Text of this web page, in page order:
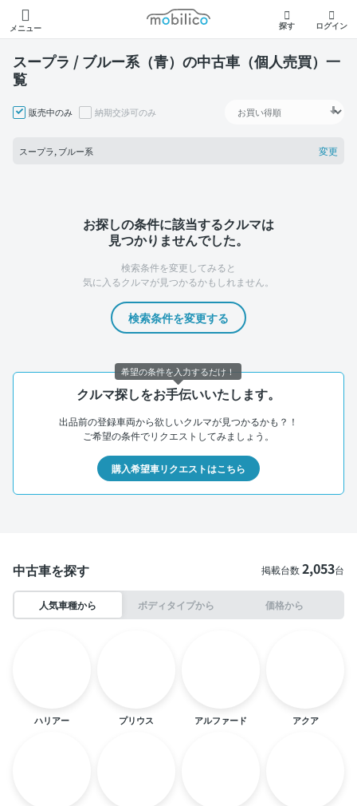
メニュー
モビリコ
探す ログイン
スープラ / ブルー系（青）の中古車（個人売買）一
覧
販売中のみ 納期交渉可のみ
スープラ, ブルー系 変更
お探しの条件に該当するクルマは
見つかりませんでした。
検索条件を変更してみると
気に入るクルマが見つかるかもしれません。
検索条件を変更する
クルマ探しをお手伝いいたします。
出品前の登録車両から欲しいクルマが見つかるかも？！
ご希望の条件でリクエストしてみましょう。
購入希望車リクエストはこちら
中古車を探す 掲載台数2,053台
人気車種から ボディタイプから 価格から
ハリアー プリウス アルファード アクア
希望の条件を入力するだけ！